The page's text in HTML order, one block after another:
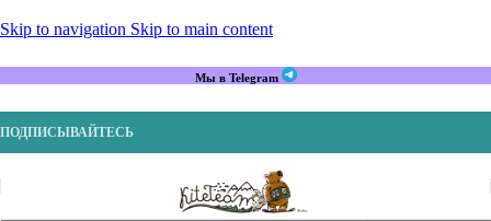
Skip to navigation Skip to main content
Мы в Telegram
ПОДПИСЫВАЙТЕСЬ